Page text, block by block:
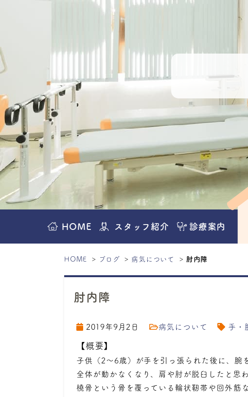
HOME スタッフ紹介 診療案内
HOME ブログ 病気について 肘内障
肘内障
2019年9月2日 病気について 手・
【概要】
子供（2～6歳）が手を引っ張られた後に、腕
全体が動かなくなり、肩や肘が脱臼したと思
橈骨という骨を覆っている輪状靭帯や回外筋